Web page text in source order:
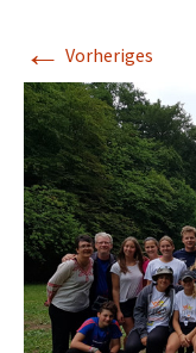
← Vorheriges